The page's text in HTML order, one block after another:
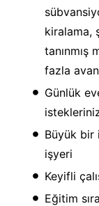
kiralama,
tanınmış
fazla
Günlük
Büyük bir
işyeri
Keyifli
Eğitim